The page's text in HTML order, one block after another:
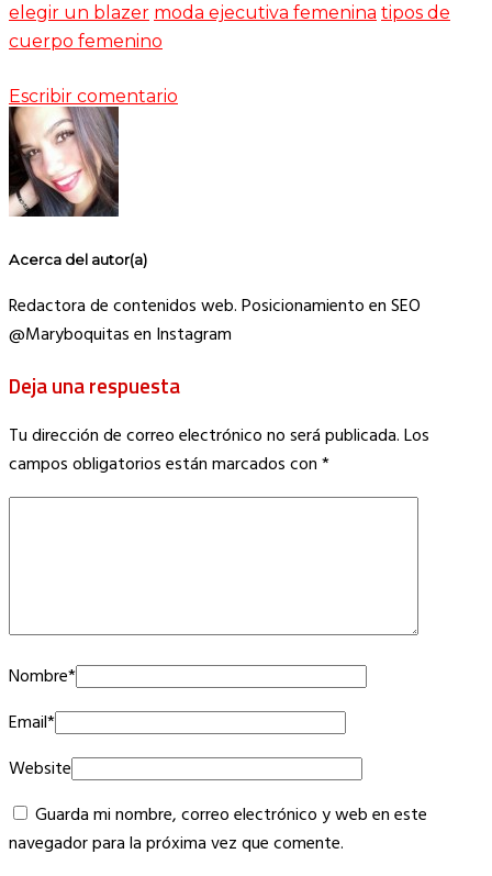
elegir un blazer moda ejecutiva femenina tipos de
cuerpo femenino
Escribir comentario
Acerca del autor(a)
Redactora de contenidos web. Posicionamiento en SEO
@Maryboquitas en Instagram
Deja una respuesta
Tu dirección de correo electrónico no será publicada.Los
campos obligatorios están marcados con*
Nombre*
Email*
Website
Guarda mi nombre, correo electrónico y web en este
navegador para la próxima vez que comente.